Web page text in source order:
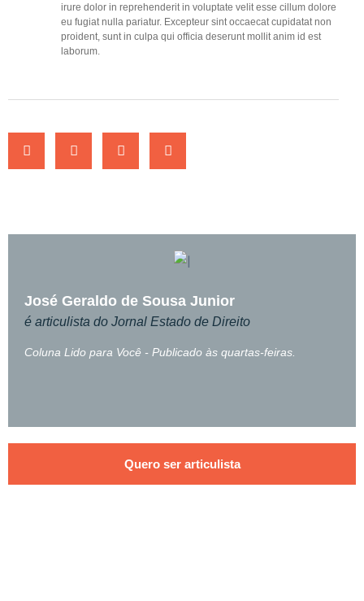
irure dolor in reprehenderit in voluptate velit esse cillum dolore
eu fugiat nulla pariatur. Excepteur sint occaecat cupidatat non
proident, sunt in culpa qui officia deserunt mollit anim id est
laborum.
Coluna Lido para Você - Publicado às quartas-feiras.
José Geraldo de Sousa Junior
é articulista do Jornal Estado de Direito
Quero ser articulista